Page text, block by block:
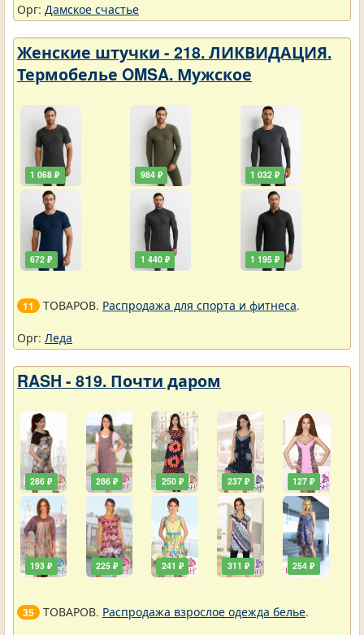
Орг: Дамское счастье
Женские штучки - 218. ЛИКВИДАЦИЯ.
Термобелье OMSA. Мужское
1 068 ₽
672 ₽
984 ₽
1 440 ₽
1 032 ₽
1 195 ₽
11 ТОВАРОВ. Распродажа для спорта и фитнеса.
Орг: Леда
RASH - 819. Почти даром
286 ₽
193 ₽
286 ₽
225 ₽
250 ₽
241 ₽
237 ₽
311 ₽
127 ₽
254 ₽
35 ТОВАРОВ. Распродажа взрослое одежда белье.